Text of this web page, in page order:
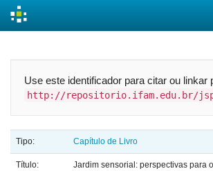
Use este identificador para citar ou linkar
http://repositorio.ifam.edu.br/
Tipo: Capítulo de Livro
Título:
Jardim sensorial: perspectivas para